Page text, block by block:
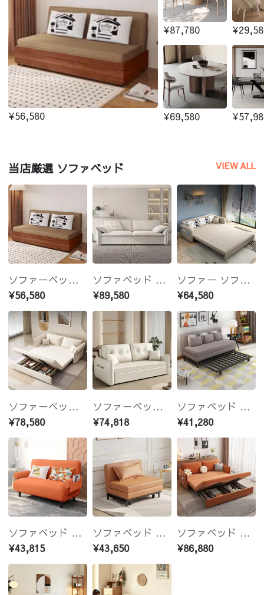
¥56,580
¥87,780
¥69,580
当店厳選 ソファベッド VIEW ALL
ソファーベッド ソファベッド 2人 3人掛け 「幅100～180cm」ソファー ソファーベッド 1人掛け 2人掛け 3人掛け 収納付き 北欧 コンパクト-fsx-1005
¥56,580
ソファベッド おしゃれ 収納付き ベージュ ブルー ブラウン グレー 幅1.35-2.15ｍ 1人掛け 2人掛け 3人掛け hyt-1236
¥89,580
ソファー ソファーベッド おしゃれ 1人掛け 2人掛け 3人掛け 収納付き 北欧 コンパクト「幅110～190cm」-fsx-1004
¥64,580
ソファーベッド おしゃれ「幅110～210cm」ソファー 1人掛け 2人掛け 3人掛け 収納付き ウレタン 北欧 コンパクト-fsx-1014
¥78,580
ソファーベッド おしゃれ 「幅111～211cm」ソファー 収納付き 1人掛け 2人掛け 3人掛け 収納付き ウレタン 北欧 コンパクト-fsx-1013
¥74,818
ソファベッド おしゃれ ソファー ベージュ グレー ブルー オレンジ ブラウン 幅0.68-1.5ｍ 1人掛け 2人掛け 北欧 fyj-1254-Sofabed-lsx
¥41,280
ソファベッド おしゃれ ベージュ グレー ブルー 幅0.68-1.5ｍ 1人掛け 2人掛け 3人掛け コンパクト 北欧 モダン
¥43,815
ソファベッド ベージュ グレー ブルー オレンジ ブラウン 幅0.68-1.5ｍ 1人掛け 2人掛け
¥43,650
ソファベッド ソファ おしゃれ 収納付き 北欧 モダン 幅100cm 幅120cm 幅140cm 幅170cm 幅200cm 収納fnm-951-Sofa-lsx付き
¥86,880